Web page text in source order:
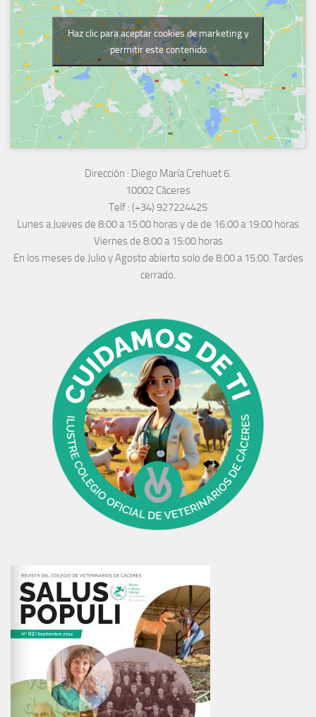
Haz clic para aceptar cookies de marketing y
permitir este contenido
Dirección : Diego María Crehuet 6.
10002 Cáceres
Telf : (+34) 927224425
Lunes a Jueves de 8:00 a 15:00 horas y de de 16:00 a 19:00 horas
Viernes de 8:00 a 15:00 horas
En los meses de Julio y Agosto abierto solo de 8:00 a 15:00. Tardes
cerrado.